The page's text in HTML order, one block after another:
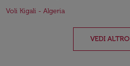
Voli Kigali - Algeria
VEDI ALTRO